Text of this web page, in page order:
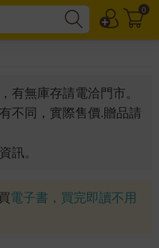
0
有無庫存請電洽門市。
不同，實際售價.贈品請
訊。
電子書，買完即讀不用